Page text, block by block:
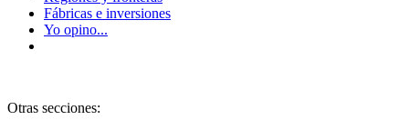
Fábricas e inversiones
Yo opino...
Otras secciones: